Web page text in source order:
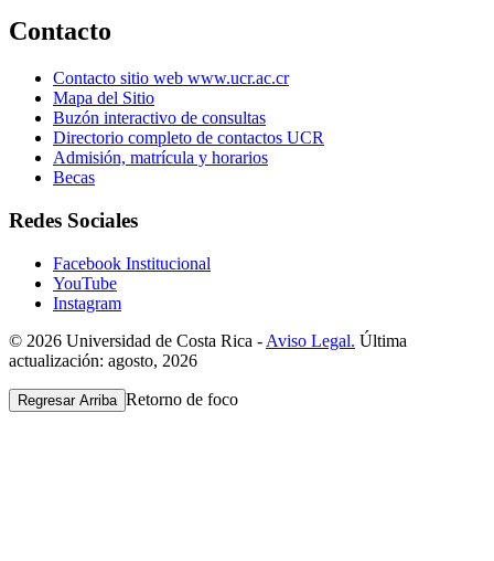
Contacto
Contacto sitio web www.ucr.ac.cr
Mapa del Sitio
Buzón interactivo de consultas
Directorio completo de contactos UCR
Admisión, matrícula y horarios
Becas
Redes Sociales
Facebook Institucional
YouTube
Instagram
© 2026 Universidad de Costa Rica - Aviso Legal. Última
actualización: agosto, 2026
Regresar Arriba Retorno de foco